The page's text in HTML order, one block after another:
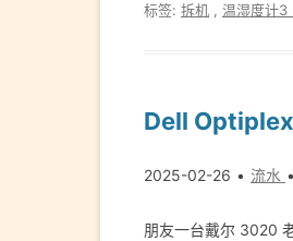
标签: 拆机 温湿度计3
Dell
2025-02-26 流水
朋友一台戴尔 3020